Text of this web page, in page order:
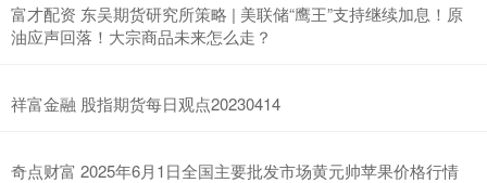
富才配资 东吴期货研究所策略 | 美联储“鹰王”支持继续加息！原
油应声回落！大宗商品未来怎么走？
祥富金融 股指期货每日观点20230414
奇点财富 2025年6月1日全国主要批发市场黄元帅苹果价格行情